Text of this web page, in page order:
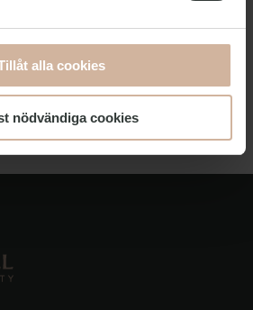
alla cookies
nödvändiga cookies
, vennligst send oss
Vi aksepterer
eller endringer over telefon.